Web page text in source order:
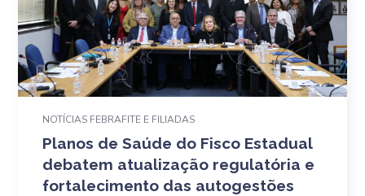
NOTÍCIAS FEBRAFITE E FILIADAS
Planos de Saúde do Fisco Estadual
debatem atualização regulatória e
fortalecimento das autogestões